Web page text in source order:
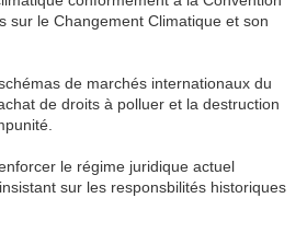
sur le Changement Climatique et son
de marchés internationaux du
de droits à polluer et la destruction
le régime juridique actuel
sur les responsbilités historiques